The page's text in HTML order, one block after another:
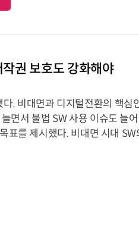
작권 보호도 강화해야
. 비대면과 디지털전환의 핵심
면서 불법 SW 사용 이슈도 늘
를 제시했다. 비대면 시대 SW